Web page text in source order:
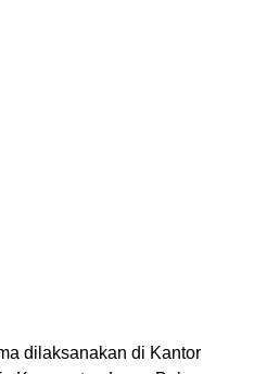
dilaksanakan di Kantor